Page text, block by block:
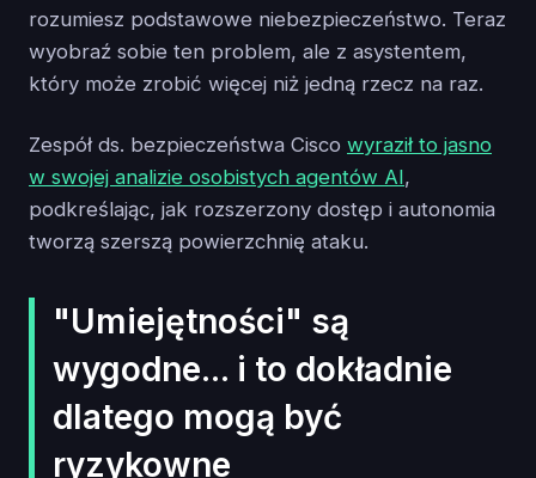
rozumiesz podstawowe niebezpieczeństwo. Teraz
wyobraź sobie ten problem, ale z asystentem,
który może zrobić więcej niż jedną rzecz na raz.
Zespół ds. bezpieczeństwa Cisco wyraził to jasno
w swojej analizie osobistych agentów AI,
podkreślając, jak rozszerzony dostęp i autonomia
tworzą szerszą powierzchnię ataku.
"Umiejętności" są
wygodne... i to dokładnie
dlatego mogą być
ryzykowne